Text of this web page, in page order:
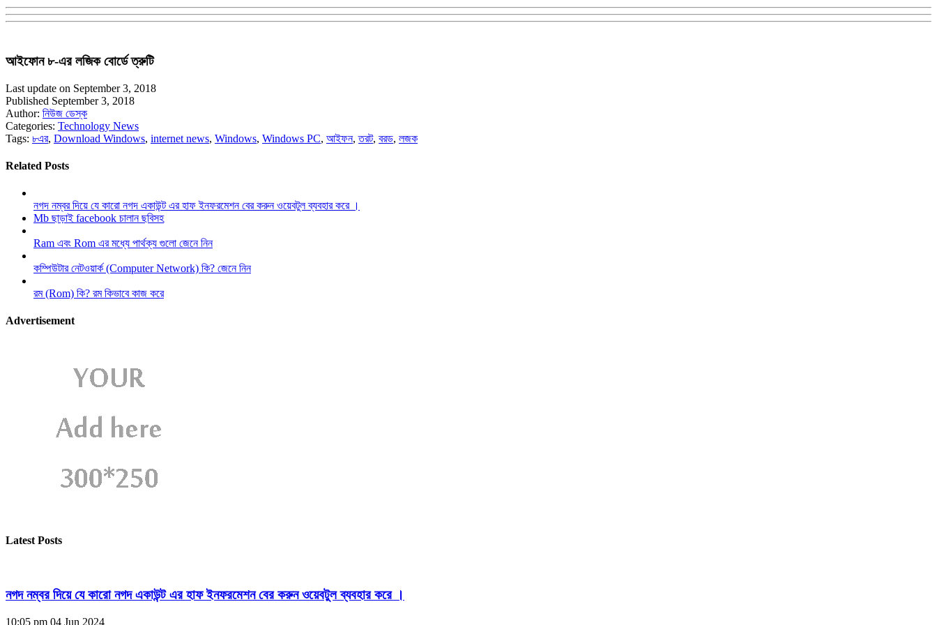
আইফোন ৮-এর লজিক বোর্ডে ত্রুটি
Last update on September 3, 2018
Published September 3, 2018
Author: নিউজ ডেস্ক
Categories: Technology News
Tags: ৮এর, Download Windows, internet news, Windows, Windows PC, আইফন,তরট, বরড, লজক
Related Posts
নগদ নম্বর দিয়ে যে কারো নগদ একাউন্ট এর হাফ ইনফরমেশন বের করুন ওয়েবটুল ব্যবহার করে ।
Mb ছাড়াই facebook চালান ছবিসহ
Ram এবং Rom এর মধ্যে পার্থক্য গুলো জেনে নিন
কম্পিউটার নেটওয়ার্ক (Computer Network) কি? জেনে নিন
রম (Rom) কি? রম কিভাবে কাজ করে
Advertisement
Latest Posts
নগদ নম্বর দিয়ে যে কারো নগদ একাউন্ট এর হাফ ইনফরমেশন বের করুন ওয়েবটুল ব্যবহার করে ।
10:05 pm 04 Jun 2024